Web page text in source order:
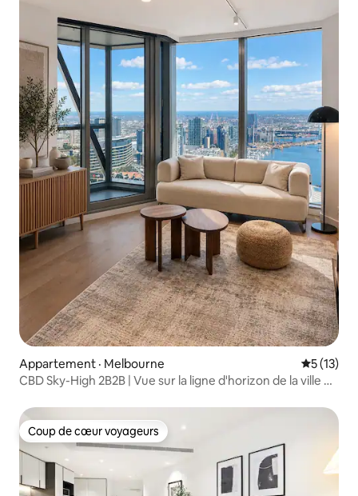
Appartement · Melbourne Note
5 (13)
CBD Sky-High 2B2B | Vue sur la ligne d'horizon de la ville et
Coup de cœur voyageurs
Coup de cœur voyageurs